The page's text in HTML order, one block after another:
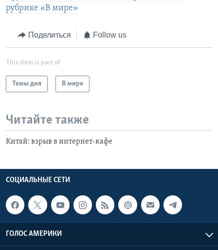
рубрике «В мире»
Поделиться Follow us
This item is part of
Темы дня В мире
Читайте также
Китай: взрыв в интернет-кафе
СОЦИАЛЬНЫЕ СЕТИ
ГОЛОС АМЕРИКИ